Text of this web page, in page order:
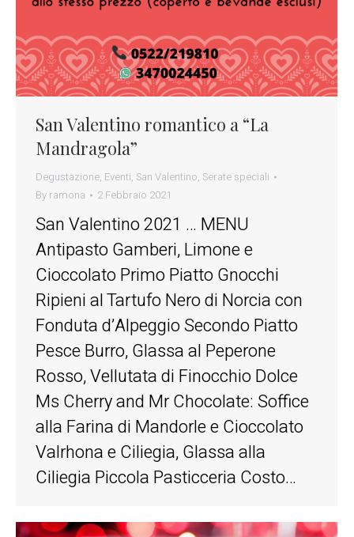
San Valentino romantico a “La
Mandragola”
Degustazione, Eventi, San Valentino, Serate speciali
By ramona 2 Febbraio 2021
San Valentino 2021 … MENU
Antipasto Gamberi, Limone e
Cioccolato Primo Piatto Gnocchi
Ripieni al Tartufo Nero di Norcia con
Fonduta d’Alpeggio Secondo Piatto
Pesce Burro, Glassa al Peperone
Rosso, Vellutata di Finocchio Dolce
Ms Cherry and Mr Chocolate: Soffice
alla Farina di Mandorle e Cioccolato
Valrhona e Ciliegia, Glassa alla
Ciliegia Piccola Pasticceria Costo…